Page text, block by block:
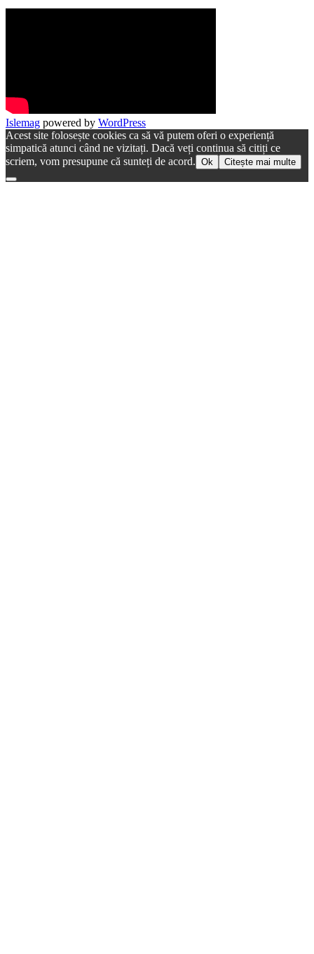
Islemag powered by WordPress
Acest site folosește cookies ca să vă putem oferi o experiență
simpatică atunci când ne vizitați. Dacă veți continua să citiți ce
scriem, vom presupune că sunteți de acord. Ok Citește mai multe